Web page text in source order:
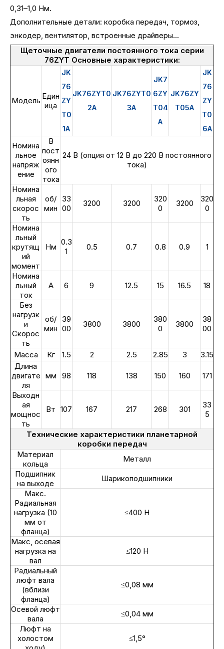
0,31–1,0 Нм.
Дополнительные детали: коробка передач, тормоз,
энкодер, вентилятор, встроенные драйверы...
Щеточные двигатели постоянного тока серии
76ZYT Основные характеристики:
Модель Един
ица
JK
76
ZY
T0
1A
JK76ZYT0
2A
JK76ZYT0
3A
JK7
6ZY
T04
A
JK76ZY
T05A
JK
76
ZY
T0
6A
Номина
льное
напряж
ение
В
пост
оянн
ого
тока
24 В (опция от 12 В до 220 В постоянного
тока)
Номина
льная
скорос
ть
об/
мин
33
00
3200 3200
320
0
3200
320
0
Номина
льный
крутящ
ий
момент
Нм
0.3
1
0.5 0.7 0.8 0.9 1
Номина
льный
ток
А 6 9 12.5 15 16.5 18
Без
нагрузк
и
Скорос
ть
об/
мин
39
00
3800 3800
380
0
3800
38
00
Масса Кг 1.5 2 2.5 2.85 3
3.15
Длина
двигате
ля
мм 98 118 138 150 160 171
Выходн
ая
мощнос
ть
Вт 107 167 217 268 301
33
5
Технические характеристики планетарной
коробки передач
Материал
кольца
Металл
Подшипник
на выходе
Шарикоподшипники
Макс.
Радиальная
нагрузка (10
мм от
фланца)
≤400 Н
Макс, осевая
нагрузка на
вал
≤120 Н
Радиальный
люфт вала
(вблизи
фланца)
≤0,08 мм
Осевой люфт
вала
≤0,04 мм
Люфт на
холостом
≤1,5°